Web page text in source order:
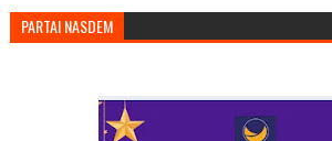
PARTAI NASDEM